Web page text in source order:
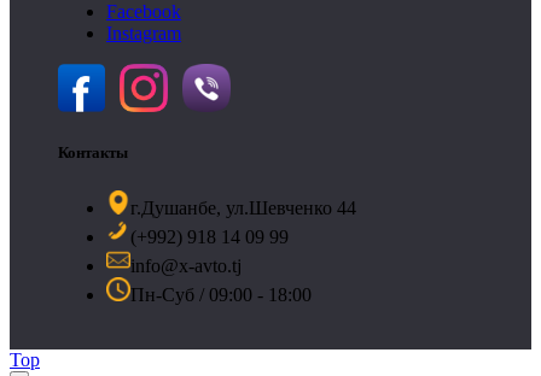
Facebook
Instagram
Контакты
г.Душанбе, ул.Шевченко 44
(+992) 918 14 09 99
info@x-avto.tj
Пн-Суб / 09:00 - 18:00
Top